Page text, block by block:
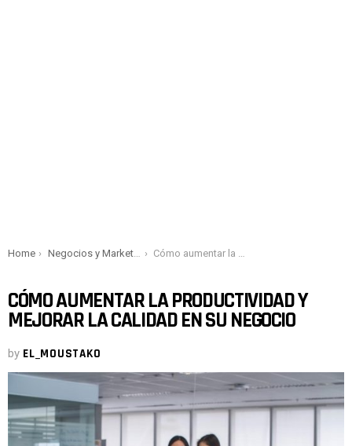
You are here:
Home Negocios y Marketing Cómo aumentar la productividad y mejorar la calidad en su negocio
CÓMO AUMENTAR LA PRODUCTIVIDAD Y
MEJORAR LA CALIDAD EN SU NEGOCIO
by EL_MOUSTAKO